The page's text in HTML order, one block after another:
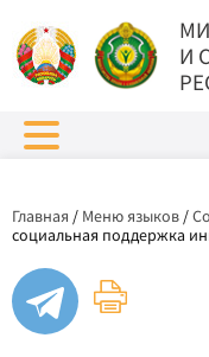
И
Главная / Меню языков /
социальная поддержка